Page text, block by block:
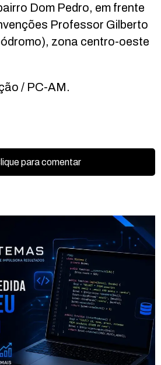
Dom Pedro, em frente
Professor Gilberto
zona centro-oeste
/ PC-AM.
para comentar